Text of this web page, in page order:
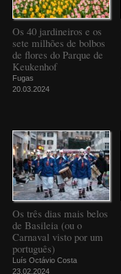
Os 40 jardineiros e os
sete milhões de bolbos
de flores do Parque de
Keukenhof
Fugas
20.03.2024
Os três dias mais belos
de Basileia (ou o
Carnaval visto por um
português)
Luís Octávio Costa
23.02.2024